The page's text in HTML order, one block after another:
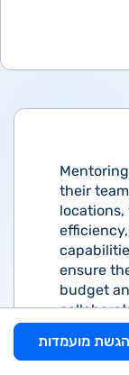
their
ensure
budget
staff.
הגשת מועמדות